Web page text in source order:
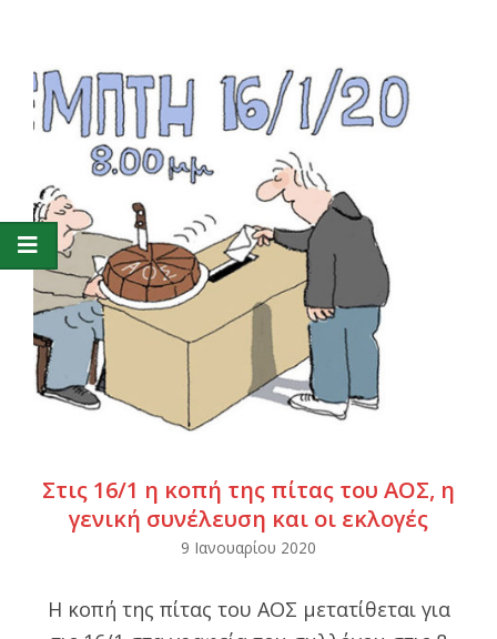
Στις 16/1 η κοπή της πίτας του ΑΟΣ, η
γενική συνέλευση και οι εκλογές
09
9 Ιανουαρίου 2020
Η κοπή της πίτας του ΑΟΣ μετατίθεται για